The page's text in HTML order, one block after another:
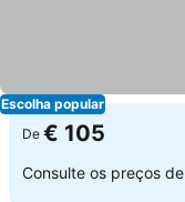
Escolha popular
De € 105
Consulte os preços de